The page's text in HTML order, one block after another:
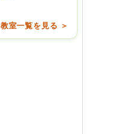
教室一覧を見る ＞